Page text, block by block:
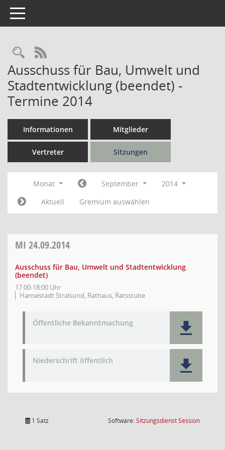
Toggle navigation
Rechercheauswahl
RSS-Feed
Ausschuss für Bau, Umwelt und
Stadtentwicklung (beendet) -
Termine 2014
Informationen Mitglieder
Vertreter Sitzungen
Monat September
2014
Aktuell
Gremium auswählen
MI 24.09.2014
Ausschuss für Bau, Umwelt und Stadtentwicklung
(beendet)
17:00-18:00 Uhr
Hansestadt Stralsund, Rathaus, Ratsstube
Öffentliche Bekanntmachung
Niederschrift öffentlich
1 Satz Software:SitzungsdienstSession(Wird in